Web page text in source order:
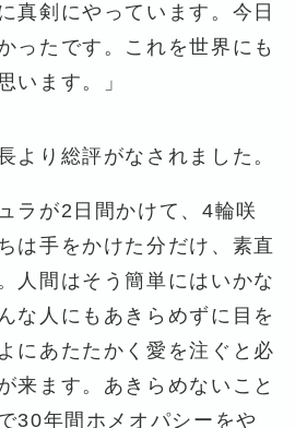
真剣にやっています。今日
ったです。これを世界にも
います。」
より総評がなされました。
ラが2日間かけて、4輪咲
は手をかけた分だけ、素直
人間はそう簡単にはいかな
な人にもあきらめずに目を
にあたたかく愛を注ぐと必
来ます。あきらめないこと
30年間ホメオパシーをや